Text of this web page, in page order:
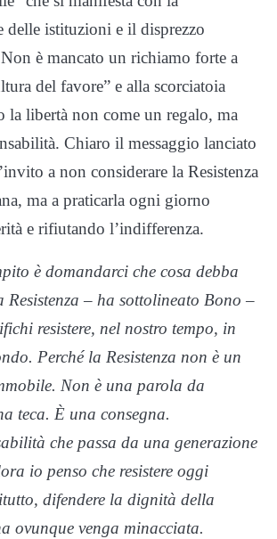
delle istituzioni e il disprezzo
è mancato un richiamo forte a
del favore” e alla scorciatoia
la libertà non come un regalo, ma
Chiaro il messaggio lanciato
a non considerare la Resistenza
ma a praticarla ogni giorno
e rifiutando l’indifferenza.
è domandarci che cosa debba
Resistenza – ha sottolineato Bono –
resistere, nel nostro tempo, in
Perché la Resistenza non è un
Non è una parola da
teca. È una consegna.
che passa da una generazione
io penso che resistere oggi
difendere la dignità della
ovunque venga minacciata.